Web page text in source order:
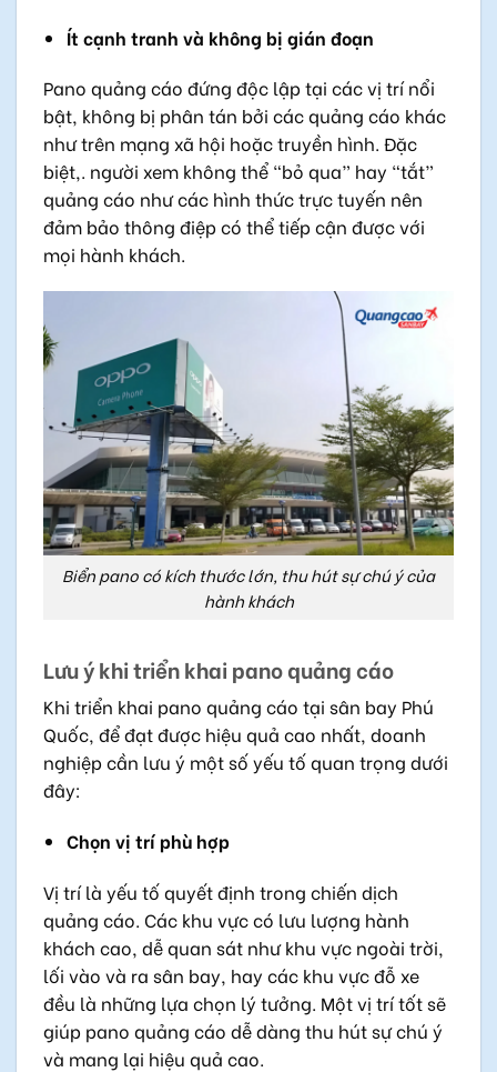
Ít cạnh tranh và không bị gián đoạn
Pano quảng cáo đứng độc lập tại các vị trí nổi
bật, không bị phân tán bởi các quảng cáo khác
như trên mạng xã hội hoặc truyền hình. Đặc
biệt,. người xem không thể “bỏ qua” hay “tắt”
quảng cáo như các hình thức trực tuyến nên
đảm bảo thông điệp có thể tiếp cận được với
mọi hành khách.
Biển pano có kích thước lớn, thu hút sự chú ý của
hành khách
Lưu ý khi triển khai pano quảng cáo
Khi triển khai pano quảng cáo tại sân bay Phú
Quốc, để đạt được hiệu quả cao nhất, doanh
nghiệp cần lưu ý một số yếu tố quan trọng dưới
đây:
Chọn vị trí phù hợp
Vị trí là yếu tố quyết định trong chiến dịch
quảng cáo. Các khu vực có lưu lượng hành
khách cao, dễ quan sát như khu vực ngoài trời,
lối vào và ra sân bay, hay các khu vực đỗ xe
đều là những lựa chọn lý tưởng. Một vị trí tốt sẽ
giúp pano quảng cáo dễ dàng thu hút sự chú ý
và mang lại hiệu quả cao.